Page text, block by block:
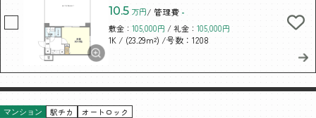
10.5 万円/ 管理費 -
敷金：105,000円 / 礼金：105,000円
1K / (23.29m²) /号数：1208
マンション 駅チカ オートロック